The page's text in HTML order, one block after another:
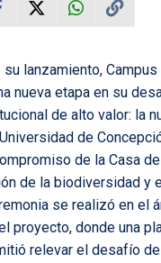
lanzamiento,
nueva etapa en su
de alto valor: la
de
de la Casa
de la biodiversidad y
se realizó en el
proyecto, donde una
relevar el desafío